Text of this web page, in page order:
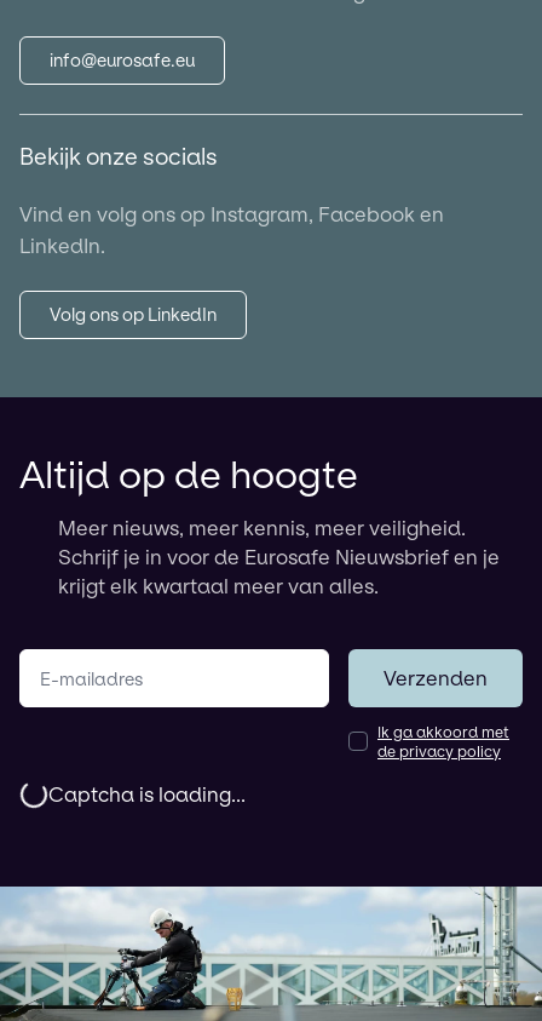
info@eurosafe.eu
Bekijk onze socials
Vind en volg ons op Instagram, Facebook en
LinkedIn.
Volg ons op LinkedIn
Altijd op de hoogte
Meer nieuws, meer kennis, meer veiligheid.
Schrijf je in voor de Eurosafe Nieuwsbrief en je
krijgt elk kwartaal meer van alles.
Jouw e-mailadres
Verzenden
Ik ga akkoord met
de privacy policy
Captcha is loading...